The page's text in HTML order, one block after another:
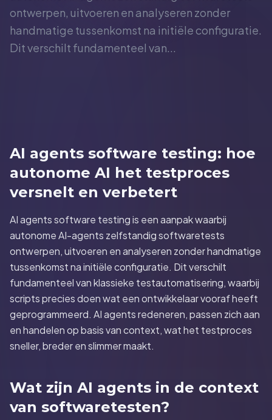
ontwerpen, uitvoeren en analyseren zonder
handmatige tussenkomst na initiële configuratie.
Dit verschilt fundamenteel van...
AI agents software testing: hoe
autonome AI het testproces
versnelt en verbetert
AI agents software testing is een aanpak waarbij
autonome AI-agents zelfstandig softwaretests
ontwerpen, uitvoeren en analyseren zonder handmatige
tussenkomst na initiële configuratie. Dit verschilt
fundamenteel van klassieke testautomatisering, waarbij
scripts precies doen wat een ontwikkelaar vooraf heeft
geprogrammeerd. AI agents redeneren, passen zich aan
en handelen op basis van context, wat het testproces
sneller, breder en slimmer maakt.
Wat zijn AI agents in de context
van softwaretesten?